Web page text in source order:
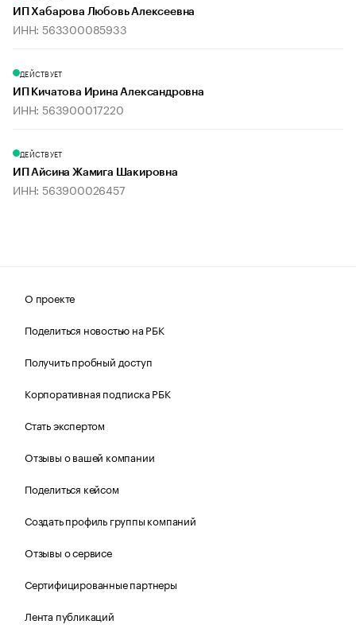
ИП Хабарова Любовь Алексеевна
ИНН: 563300085933
ДЕЙСТВУЕТ
ИП Кичатова Ирина Александровна
ИНН: 563900017220
ДЕЙСТВУЕТ
ИП Айсина Жамига Шакировна
ИНН: 563900026457
О проекте
Поделиться новостью на РБК
Получить пробный доступ
Корпоративная подписка РБК
Стать экспертом
Отзывы о вашей компании
Поделиться кейсом
Создать профиль группы компаний
Отзывы о сервисе
Сертифицированные партнеры
Лента публикаций